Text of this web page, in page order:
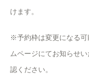
けます。
※予約枠は変更になる可
ムページにてお知らせ
認ください。